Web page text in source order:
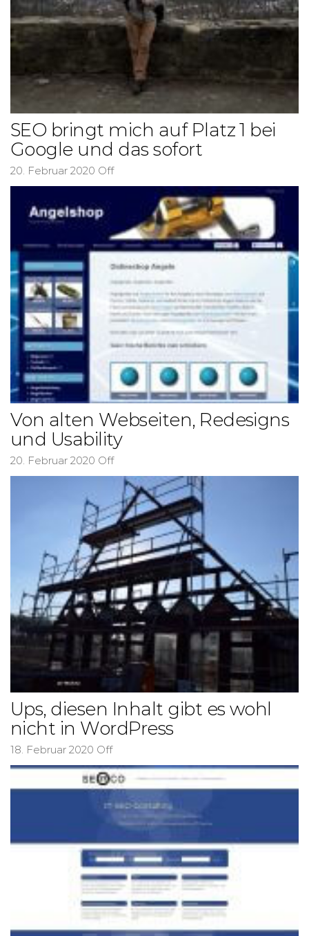
SEO bringt mich auf Platz 1 bei
Google und das sofort
20. Februar 2020 Off
Von alten Webseiten, Redesigns
und Usability
20. Februar 2020 Off
Ups, diesen Inhalt gibt es wohl
nicht in WordPress
18. Februar 2020 Off